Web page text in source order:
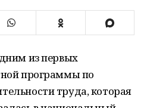
из первых
программы по
труда, которая